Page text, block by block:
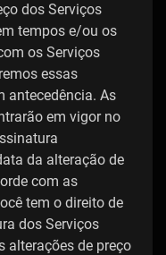
dos Serviços
tempos e/ou os
os Serviços
essas
antecedência. As
em vigor no
da alteração de
com as
tem o direito de
dos Serviços
alterações de preço